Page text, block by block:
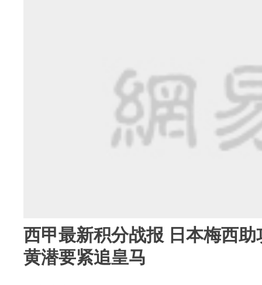
西甲最新积分战报 日本梅西助
黄潜要紧追皇马